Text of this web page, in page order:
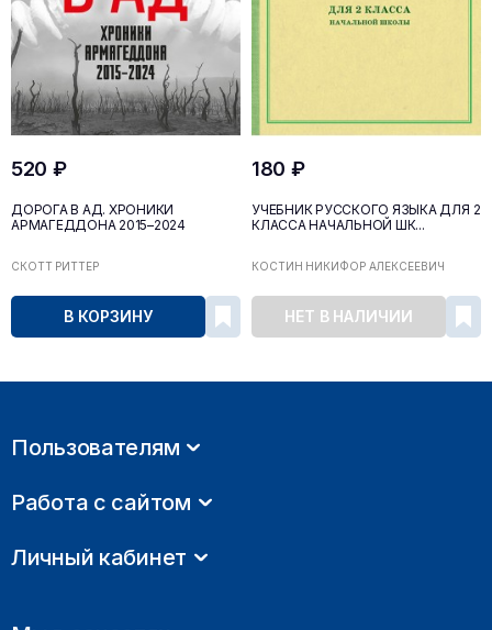
520 ₽
ДОРОГА В АД. ХРОНИКИ
АРМАГЕДДОНА 2015–2024
СКОТТ РИТТЕР
В КОРЗИНУ
180 ₽
УЧЕБНИК РУССКОГО ЯЗЫКА ДЛЯ 2
КЛАССА НАЧАЛЬНОЙ ШК...
КОСТИН НИКИФОР АЛЕКСЕЕВИЧ
НЕТ В НАЛИЧИИ
Пользователям
Работа с сайтом
Личный кабинет